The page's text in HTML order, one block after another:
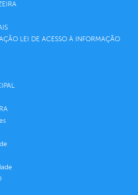
LEI DE ACESSO À INFORMAÇÃO